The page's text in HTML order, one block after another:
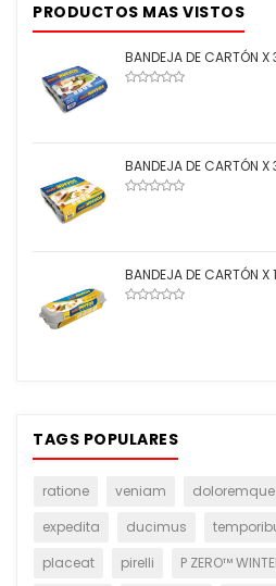
PRODUCTOS MAS VISTOS
BANDEJA DE CARTÓN
BANDEJA DE CARTÓN
BANDEJA DE CARTÓN X
TAGS POPULARES
ratione veniam doloremque
expedita
ducimus
placeat
pirelli P ZERO™